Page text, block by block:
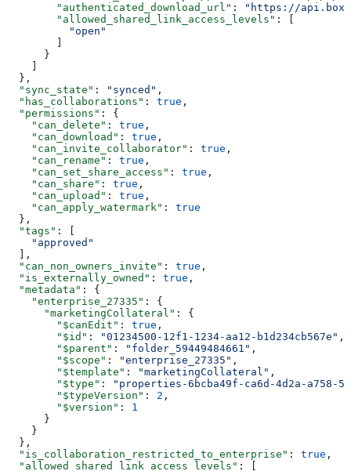
        "authenticated_download_url"
:
"https://
        "allowed_shared_link_access_levels"
: [
          "open"
        ]
      }
    ]
  },
  "sync_state"
: "synced" ,
  "has_collaborations"
: true ,
  "permissions"
: {
    "can_delete"
: true ,
    "can_download"
: true ,
    "can_invite_collaborator"
: true ,
    "can_rename"
: true ,
    "can_set_share_access"
: true ,
    "can_share"
: true ,
    "can_upload"
: true ,
    "can_apply_watermark"
: true
  },
  "tags"
: [
    "approved"
  ],
  "can_non_owners_invite"
: true ,
  "is_externally_owned"
: true ,
  "metadata"
: {
    "enterprise_27335"
: {
      "marketingCollateral"
: {
        "$canEdit"
: true ,
        "$id"
: "01234500-12f1-1234-aa12-b1d234cb567e" ,
        "$parent"
: "folder_59449484661" ,
        "$scope"
: "enterprise_27335" ,
        "$template"
: "marketingCollateral" ,
        "$type"
:
"properties-6bcba49f-ca6d-4d2a-a758-
        "$typeVersion"
: 2 ,
        "$version"
: 1
      }
    }
  },
  "is_collaboration_restricted_to_enterprise"
: true ,
  "allowed_shared_link_access_levels"
: [